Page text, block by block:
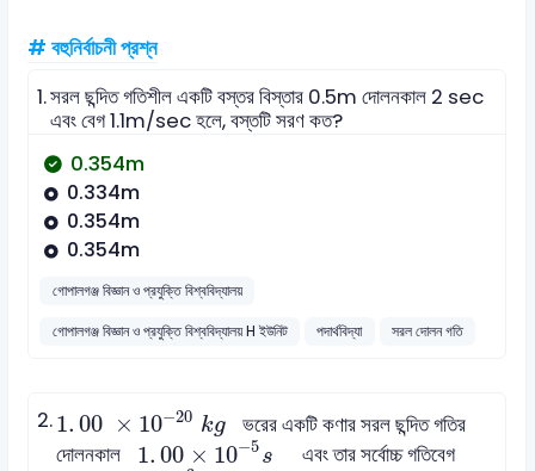
# বহুনির্বাচনী প্রশ্ন
1.সরল ছন্দিত গতিশীল একটি বস্তর বিস্তার 0.5m দোলনকাল 2 sec
এবং বেগ 1.1m/sec হলে, বস্তটি সরণ কত?
0.354m
0.334m
0.354m
0.354m
গোপালগঞ্জ বিজ্ঞান ও প্রযুক্তি বিশ্ববিদ্যালয়
গোপালগঞ্জ বিজ্ঞান ও প্রযুক্তি বিশ্ববিদ্যালয় H ইউনিট
পদার্থবিদ্যা সরল দোলন গতি
2.1. 00 × 10−20 kg
1. 00 10-20k g
ভরের একটি কণার সরল ছন্দিত গতির
দোলনকাল
1. 00 × 10−5s
1.00× 10-5s এবং তার সর্বোচ্চ গতিবেগ